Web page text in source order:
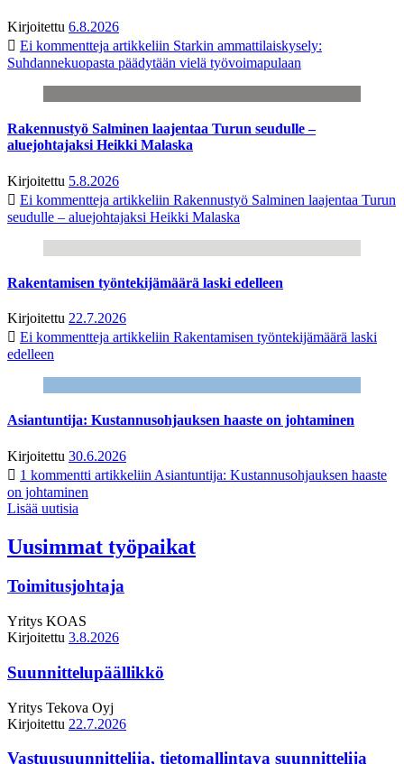
Kirjoitettu 6.8.2026
Ei kommentteja artikkeliin Starkin ammattilaiskysely:
Suhdannekuopasta päädytään vielä työvoimapulaan
Rakennustyö Salminen laajentaa Turun seudulle –
aluejohtajaksi Heikki Malaska
Kirjoitettu 5.8.2026
Ei kommentteja artikkeliin Rakennustyö Salminen laajentaa Turun
seudulle – aluejohtajaksi Heikki Malaska
Rakentamisen työntekijämäärä laski edelleen
Kirjoitettu 22.7.2026
Ei kommentteja artikkeliin Rakentamisen työntekijämäärä laski
edelleen
Asiantuntija: Kustannusohjauksen haaste on johtaminen
Kirjoitettu 30.6.2026
1 kommentti artikkeliin Asiantuntija: Kustannusohjauksen haaste
on johtaminen
Lisää uutisia
Uusimmat työpaikat
Toimitusjohtaja
Yritys KOAS
Kirjoitettu 3.8.2026
Suunnittelupäällikkö
Yritys Tekova Oyj
Kirjoitettu 22.7.2026
Vastuusuunnittelija, tietomallintava suunnittelija